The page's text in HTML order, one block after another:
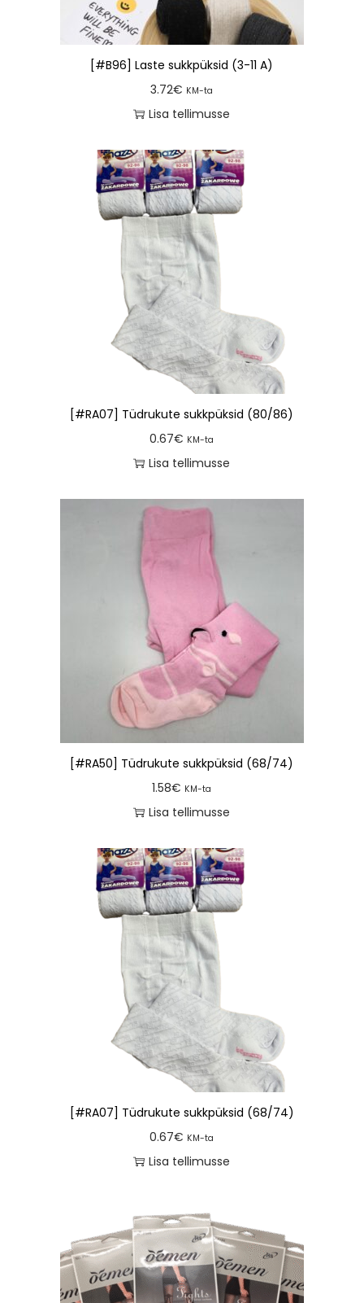
[#B96] Laste sukkpüksid (3-11 A)
3.72€ KM-ta
Lisa tellimusse
[#RA07] Tüdrukute sukkpüksid (80/86)
0.67€ KM-ta
Lisa tellimusse
[#RA50] Tüdrukute sukkpüksid (68/74)
1.58€ KM-ta
Lisa tellimusse
[#RA07] Tüdrukute sukkpüksid (68/74)
0.67€ KM-ta
Lisa tellimusse